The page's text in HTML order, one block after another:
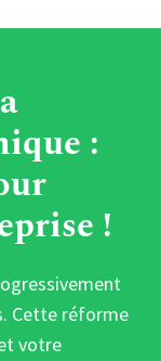
:
!
Cette réforme
votre